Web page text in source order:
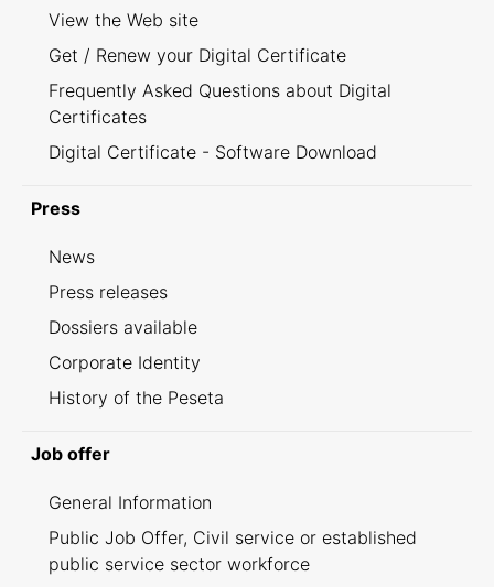
View the Web site
Get / Renew your Digital Certificate
Frequently Asked Questions about Digital
Certificates
Digital Certificate - Software Download
Press
News
Press releases
Dossiers available
Corporate Identity
History of the Peseta
Job offer
General Information
Public Job Offer, Civil service or established
public service sector workforce